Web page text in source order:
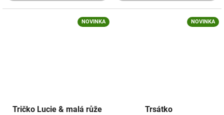
NOVINKA
Tričko Lucie & malá růže
NOVINKA
Trsátko